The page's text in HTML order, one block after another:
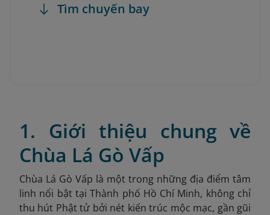
Tìm chuyến bay
1. Giới thiệu chung về
Chùa Lá Gò Vấp
Chùa Lá Gò Vấp là một trong những địa điểm tâm
linh nổi bật tại Thành phố Hồ Chí Minh, không chỉ
thu hút Phật tử bởi nét kiến trúc mộc mạc, gần gũi